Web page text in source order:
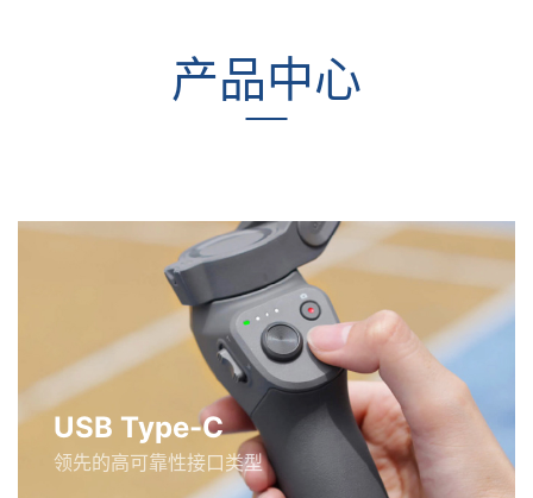
产品中心
USB Type-C
领先的高可靠性接口类型